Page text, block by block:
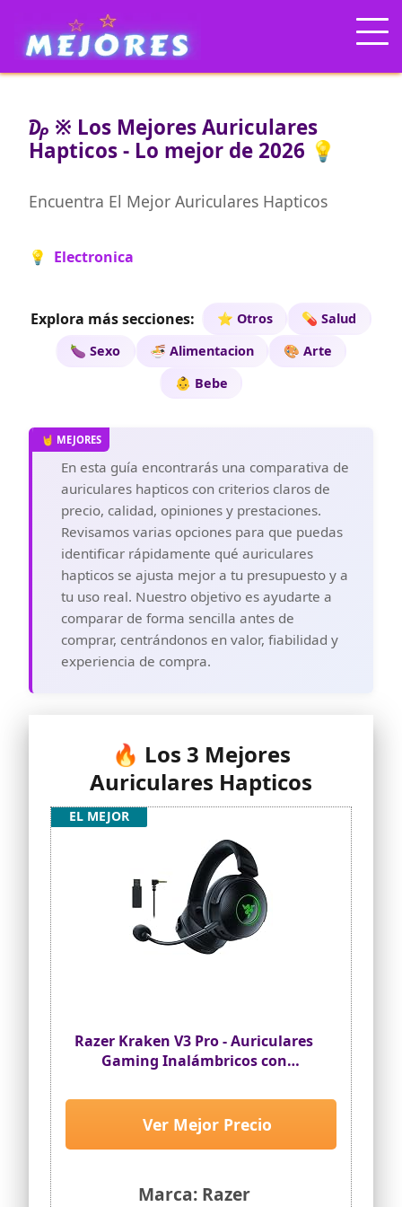
₯ ※ Los Mejores Auriculares
Hapticos - Lo mejor de 2026 💡
Encuentra El Mejor Auriculares Hapticos
💡 Electronica
Explora más secciones: ⭐ Otros
💊 Salud
🍆 Sexo
🍜 Alimentacion
🎨 Arte
👶 Bebe
En esta guía encontrarás una comparativa de
auriculares hapticos con criterios claros de
precio, calidad, opiniones y prestaciones.
Revisamos varias opciones para que puedas
identificar rápidamente qué auriculares
hapticos se ajusta mejor a tu presupuesto y a
tu uso real. Nuestro objetivo es ayudarte a
comparar de forma sencilla antes de
comprar, centrándonos en valor, fiabilidad y
experiencia de compra.
🔥 Los 3 Mejores
Auriculares Hapticos
Razer Kraken V3 Pro - Auriculares
Gaming Inalámbricos con
Inalámbricos, Diafragma Titanio
50 mm, Audio Espacial THX, Razer
Chroma RGB, Micrófono
Marca: Razer
Ver Mejor Precio
EL MEJOR